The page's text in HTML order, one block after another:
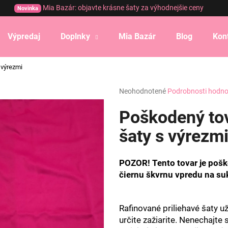
Novinka Mia Bazár: objavte krásne šaty za výhodnejšie ceny
Výpredaj Doplnky Mia Bazár Blog
Priemerné
produktu
je
0,0
z
hviezdičiek.
Neohodnotené Podrobnosti
Poškodený
šaty s výrezmi
POZOR! Tento tovar je
čiernu škvrnu vpredu na
Rafinované priliehavé šaty
určite zažiarite. Nenechajte
Čo potrebujete nájsť?
HĽADAŤ